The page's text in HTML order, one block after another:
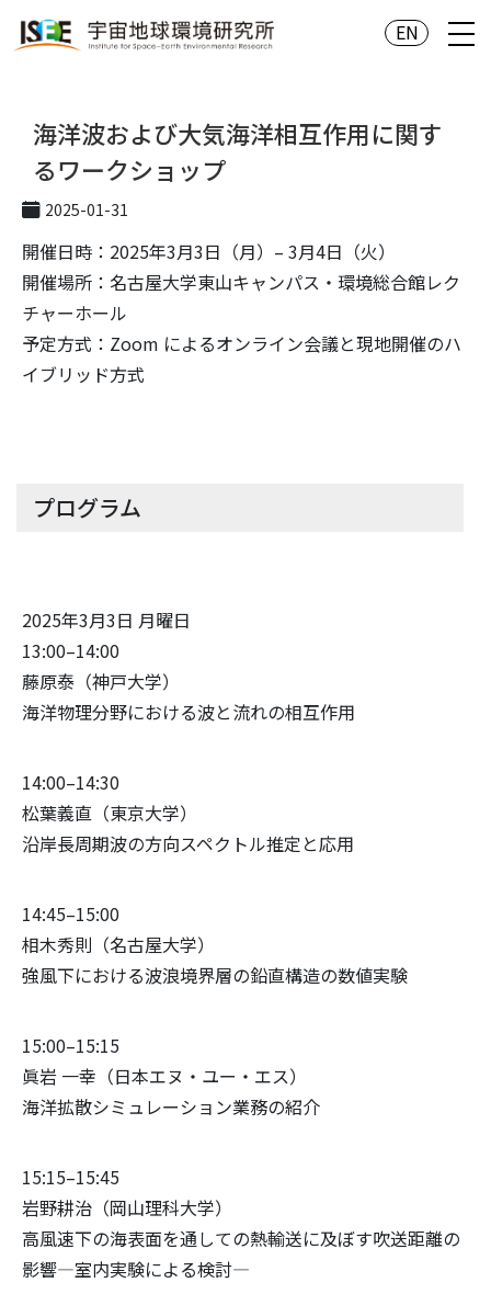
EN
海洋波および大気海洋相互作用に関す
るワークショップ
2025-01-31
開催日時：2025年3月3日（月）– 3月4日（火）
開催場所：名古屋大学東山キャンパス・環境総合館レク
チャーホール
予定方式：Zoom によるオンライン会議と現地開催のハ
イブリッド方式
プログラム
2025年3月3日 月曜日
13:00–14:00
藤原泰（神戸大学）
海洋物理分野における波と流れの相互作用
14:00–14:30
松葉義直（東京大学）
沿岸長周期波の方向スペクトル推定と応用
14:45–15:00
相木秀則（名古屋大学）
強風下における波浪境界層の鉛直構造の数値実験
15:00–15:15
眞岩 一幸（日本エヌ・ユー・エス）
海洋拡散シミュレーション業務の紹介
15:15–15:45
岩野耕治（岡山理科大学）
高風速下の海表面を通しての熱輸送に及ぼす吹送距離の
影響―室内実験による検討―